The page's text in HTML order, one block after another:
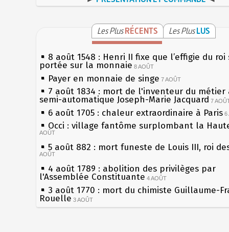
Les PlusRÉCENTS Les PlusLUS
8 août 1548 : Henri II fixe que l’effigie du roi
portée sur la monnaie 8 AOÛT
Payer en monnaie de singe 7 AOÛT
7 août 1834 : mort de l'inventeur du métier
semi-automatique Joseph-Marie Jacquard 7
6 août 1705 : chaleur extraordinaire à Paris 6
Occi : village fantôme surplombant la
AOÛT
5 août 882 : mort funeste de Louis III, roi
AOÛT
4 août 1789 : abolition des privilèges par
l'Assemblée Constituante 4 AOÛT
3 août 1770 : mort du chimiste Guillaume-
Rouelle 3 AOÛT
Musée Jean de La Fontaine : réouverture